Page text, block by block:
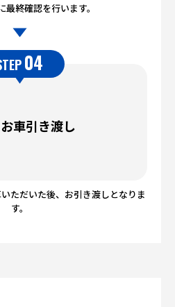
最終確認を行います。
04
車引き渡し
ただいた後、お引き渡しとなりま
す。